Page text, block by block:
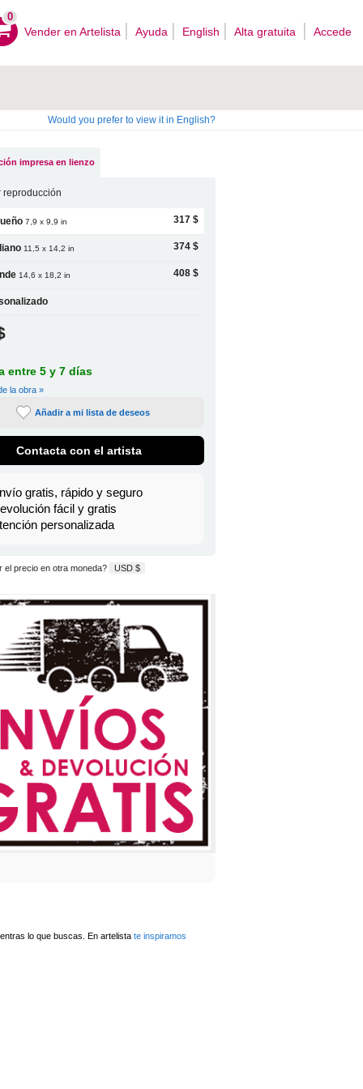
0
Vender en Artelista Ayuda English Alta gratuita Accede
Would you prefer to view it in English?
impresa en lienzo
reproducción
7,9 x 9,9 in 317 $
11,5 x 14,2 in 374 $
14,6 x 18,2 in 408 $
entre 5 y 7 días
la obra »
Añadir a mi lista de deseos
Contacta con el artista
gratis, rápido y seguro
fácil y gratis
personalizada
el precio en otra moneda? USD $
lo que buscas. En artelista te inspiramos